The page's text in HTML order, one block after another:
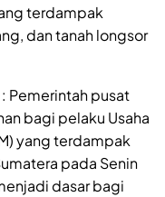
terdampak
dan tanah longsor
Pemerintah pusat
bagi pelaku Usaha
yang terdampak
pada Senin
dasar bagi